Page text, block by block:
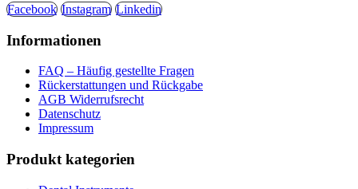
Facebook Instagram Linkedin
Informationen
FAQ – Häufig gestellte Fragen
Rückerstattungen und Rückgabe
AGB Widerrufsrecht
Datenschutz
Impressum
Produkt kategorien